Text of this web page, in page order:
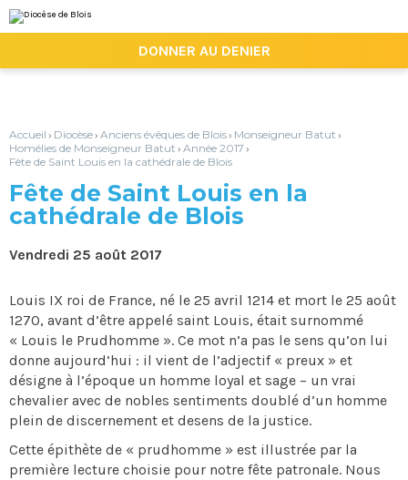
au
contenu.
la
personnels
DONNER AU DENIER
Accueil › Diocèse› Anciens évêques de Blois› Monseigneur Batut ›
Homélies de Monseigneur Batut › Année 2017 ›
Fête de Saint Louis en la cathédrale de Blois
Fête de Saint Louis en la
cathédrale de Blois
Vendredi 25 août 2017
Louis IX roi de France, né le 25 avril 1214 et mort le 25 août
1270, avant d’être appelé saint Louis, était surnommé
« Louis le Prudhomme ». Ce mot n’a pas le sens qu’on lui
donne aujourd’hui : il vient de l’adjectif « preux » et
désigne à l’époque un homme loyal et sage – un vrai
chevalier avec de nobles sentiments doublé d’un homme
plein de discernement et desens de la justice.
Cette épithète de « prudhomme » est illustrée par la
première lecture choisie pour notre fête patronale. Nous